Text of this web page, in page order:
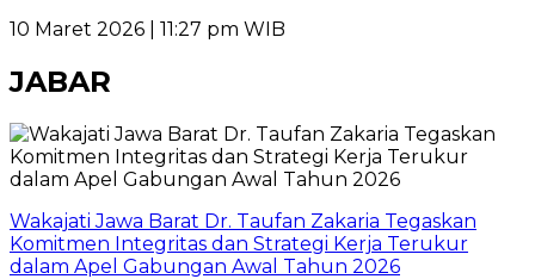
10 Maret 2026 | 11:27 pm WIB
JABAR
Wakajati Jawa Barat Dr. Taufan Zakaria Tegaskan
Komitmen Integritas dan Strategi Kerja Terukur
dalam Apel Gabungan Awal Tahun 2026